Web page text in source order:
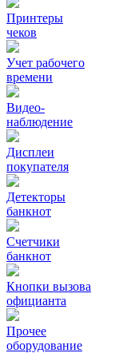
Принтеры
чеков
Учет рабочего
времени
Видео‑
наблюдение
Дисплеи
покупателя
Детекторы
банкнот
Счетчики
банкнот
Кнопки вызова
официанта
Прочее
оборудование